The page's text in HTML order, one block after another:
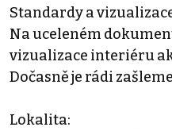
Standardy a
Na uceleném
vizualizace interiéru
Dočasně je rádi
Lokalita: